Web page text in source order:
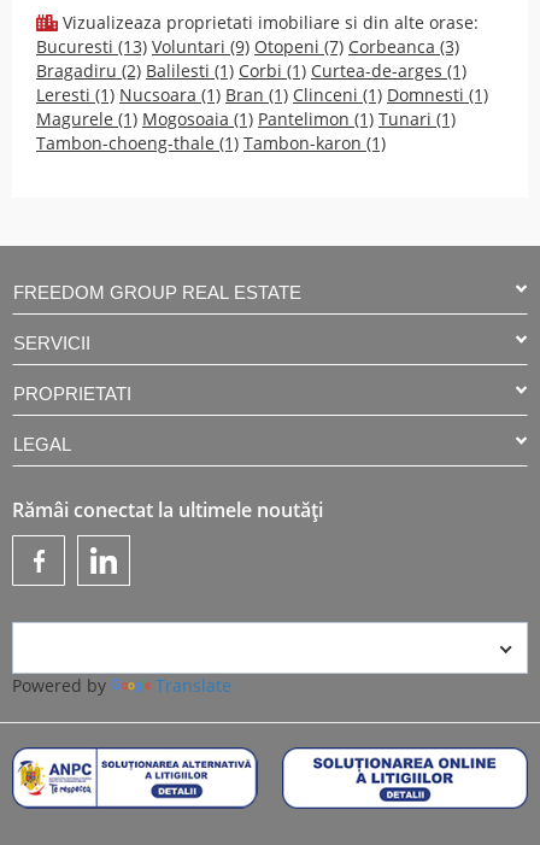
Vizualizeaza proprietati imobiliare si din alte orase:
Bucuresti (13) Voluntari (9) Otopeni (7) Corbeanca (3)
Bragadiru (2) Balilesti (1) Corbi (1) Curtea-de-arges (1)
Leresti (1) Nucsoara (1) Bran (1) Clinceni (1) Domnesti (1)
Magurele (1) Mogosoaia (1) Pantelimon (1) Tunari (1)
Tambon-choeng-thale (1) Tambon-karon (1)
FREEDOM GROUP REAL ESTATE
SERVICII
PROPRIETATI
LEGAL
Rămâi conectat la ultimele noutăți
Powered by Translate